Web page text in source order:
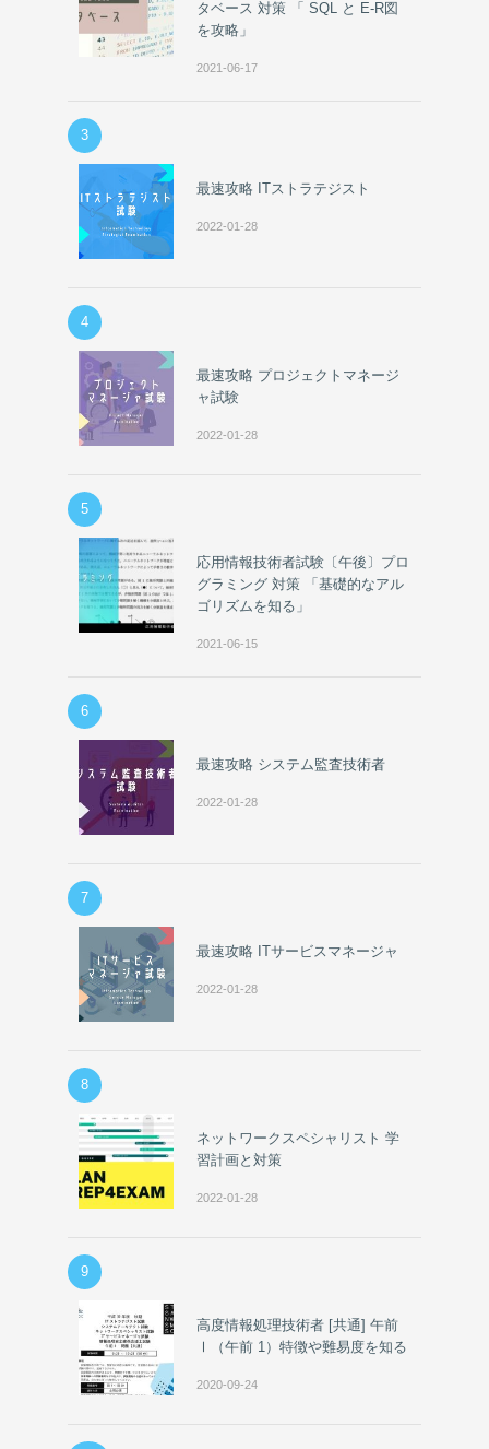
タベース 対策 「 SQL と E-R図
を攻略」
2021-06-17
3
最速攻略 ITストラテジスト
2022-01-28
4
最速攻略 プロジェクトマネージ
ャ試験
2022-01-28
5
応用情報技術者試験〔午後〕プロ
グラミング 対策 「基礎的なアル
ゴリズムを知る」
2021-06-15
6
最速攻略 システム監査技術者
2022-01-28
7
最速攻略 ITサービスマネージャ
2022-01-28
8
ネットワークスペシャリスト 学
習計画と対策
2022-01-28
9
高度情報処理技術者 [共通] 午前
Ⅰ（午前 1）特徴や難易度を知る
2020-09-24